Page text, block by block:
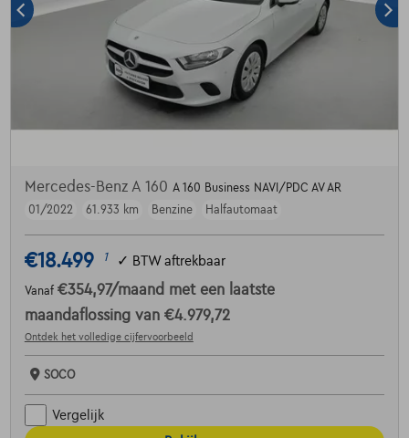
Mercedes-Benz A 160 A 160 Business NAVI/PDC AV AR
01/2022
61.933 km Benzine Halfautomaat
€18.499 1 ✓ BTW aftrekbaar
Vanaf €354,97/maand met een laatste
maandaflossing van €4.979,72
Ontdek het volledige cijfervoorbeeld
SOCO
Vergelijk